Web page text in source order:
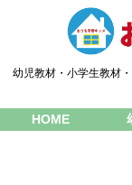
幼児教材・小学生教材
HOME